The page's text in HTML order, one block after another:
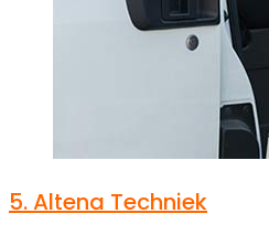
5.Altena Techniek